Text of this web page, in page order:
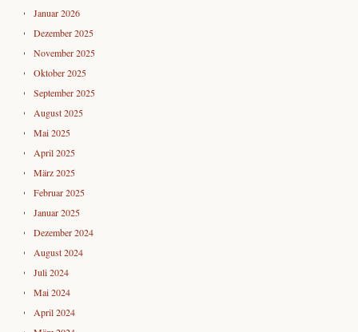
Januar 2026
Dezember 2025
November 2025
Oktober 2025
September 2025
August 2025
Mai 2025
April 2025
März 2025
Februar 2025
Januar 2025
Dezember 2024
August 2024
Juli 2024
Mai 2024
April 2024